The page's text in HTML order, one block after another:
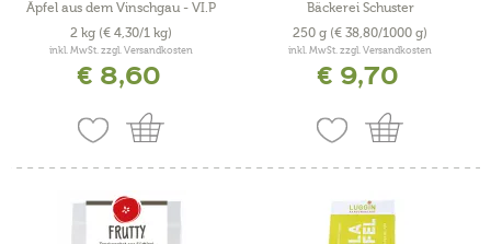
Äpfel aus dem Vinschgau - VI.P
2 kg (€ 4,30/1 kg)
inkl. MwSt. zzgl. Versandkosten
€ 8,60
Bäckerei Schuster
250 g (€ 38,80/1000 g)
inkl. MwSt. zzgl. Versandkosten
€ 9,70